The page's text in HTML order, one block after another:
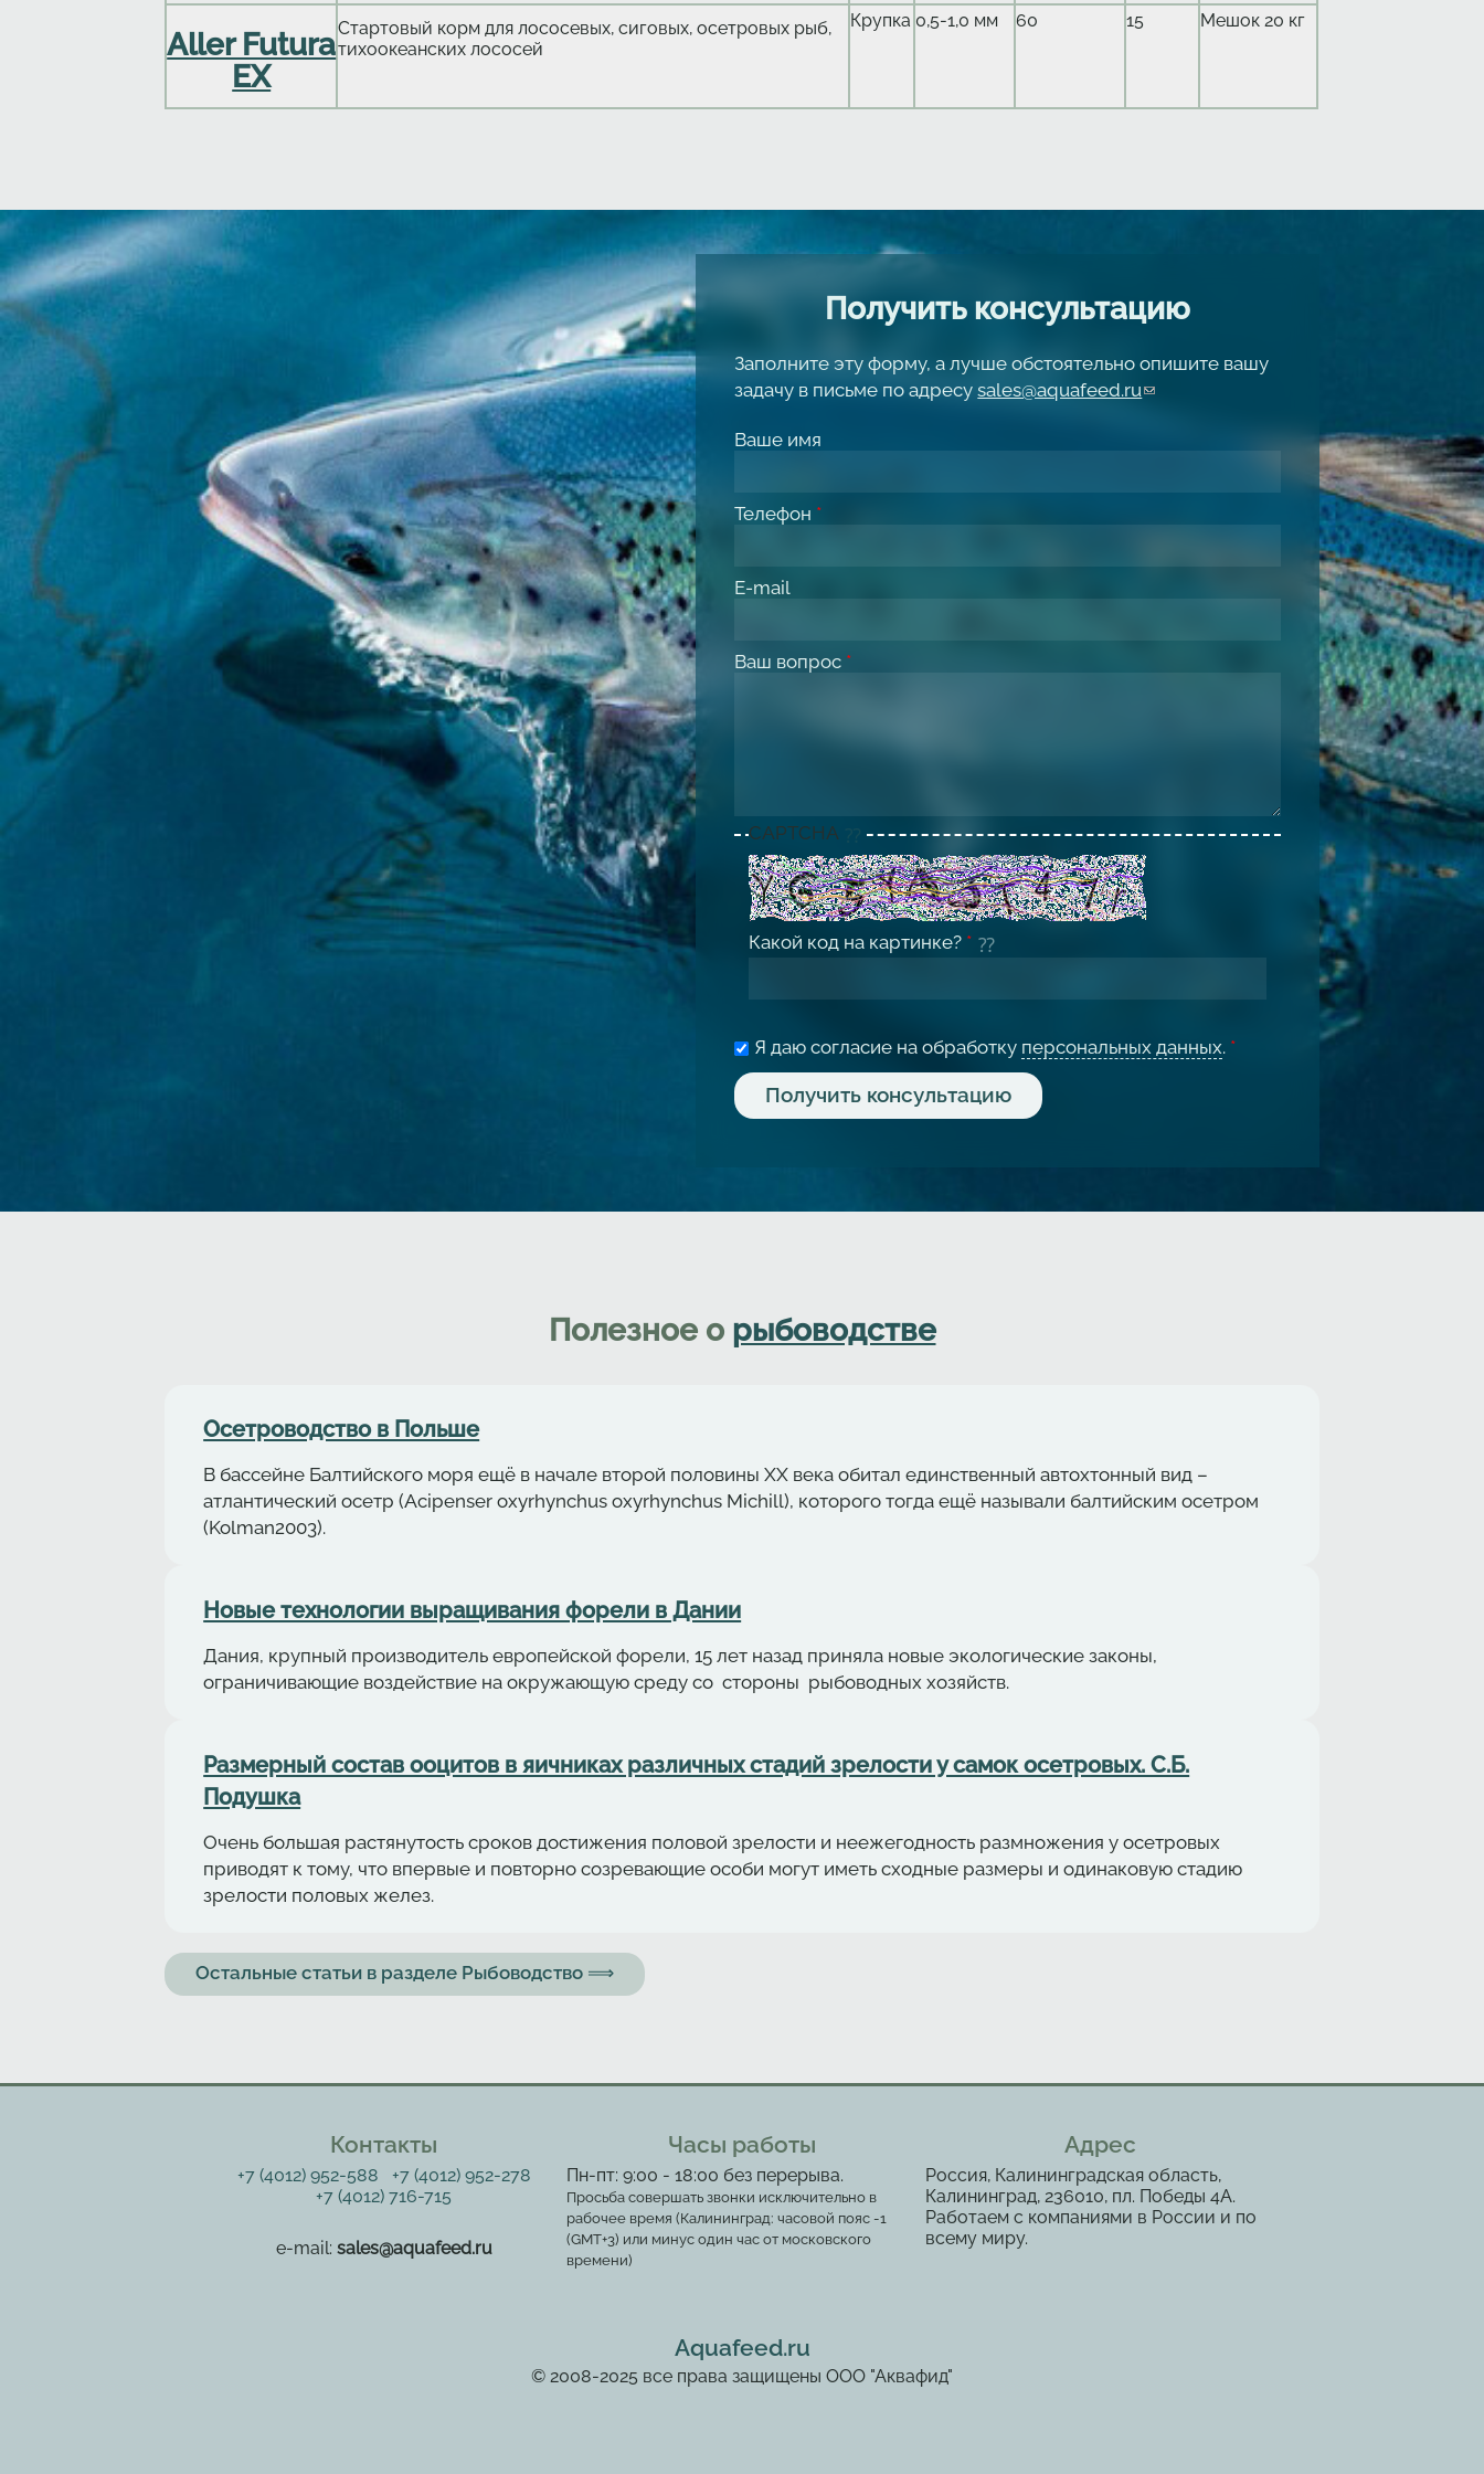
Aller Futura
EX
Стартовый корм для лососевых, сиговых, осетровых рыб,
тихоокеанских лососей
Крупка 0,5-1,0 мм 60 15 Мешок 20 кг
Получить консультацию
Заполните эту форму, а лучше обстоятельно опишите вашу
задачу в письме по адресуsales@aquafeed.ru(link sends e-mail)
Ваше имя
Телефон *
E-mail
Ваш вопрос *
CAPTCHA
Какой код на картинке? *
Я даю согласие на обработку персональных данных. *
Полезное о рыбоводстве
Осетрoводствo в Польше
В бассейне Балтийского моря ещё в начале второй половины ХХ века обитал единственный автохтонный вид –
aтлaнтичеcкий осетр (Acipenser oxyrhynchus oxyrhynchus Michill), которого тогда ещё называли балтийским осетром
(Kolman2003).
Новые технологии выращивания форели в Дании
Дания, крупный производитель европейской форели, 15 лет назад приняла новые экологические законы,
ограничивающие воздействие на окружающую среду со стороны рыбоводных хозяйств.
Размерный состав ооцитов в яичниках различных стадий зрелости у самок осетровых. С.Б.
Подушка
Очень большая растянутость сроков достижения половой зрелости и неежегодность размножения у осетровых
приводят к тому, что впервые и повторно созревающие особи могут иметь сходные размеры и одинаковую стадию
зрелости половых желез.
Остальные статьи в разделе Рыбоводство ⟹
Контакты
+7 (4012) 952-588
+7 (4012) 952-278
+7 (4012) 716-715
e-mail: sales@aquafeed.ru
Часы работы
Пн-пт: 9:00 - 18:00 без перерыва.
Просьба совершать звонки исключительно в
рабочее время (Калининград: часовой пояс -1
(GMT+3) или минус один час от московского
времени)
Адрес
Россия, Калининградская область,
Калининград, 236010, пл. Победы 4А.
Работаем с компаниями в России и по
всему миру.
Aquafeed.ru
© 2008-2025 все права защищены ООО "Аквафид"